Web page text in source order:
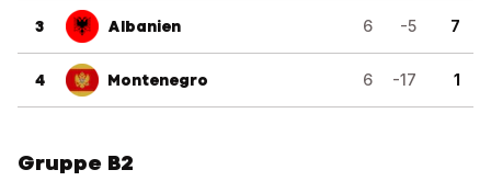
3 Albanien 6 -5 7
4 Montenegro 6 -17 1
Gruppe B2